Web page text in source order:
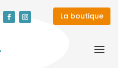
La boutique